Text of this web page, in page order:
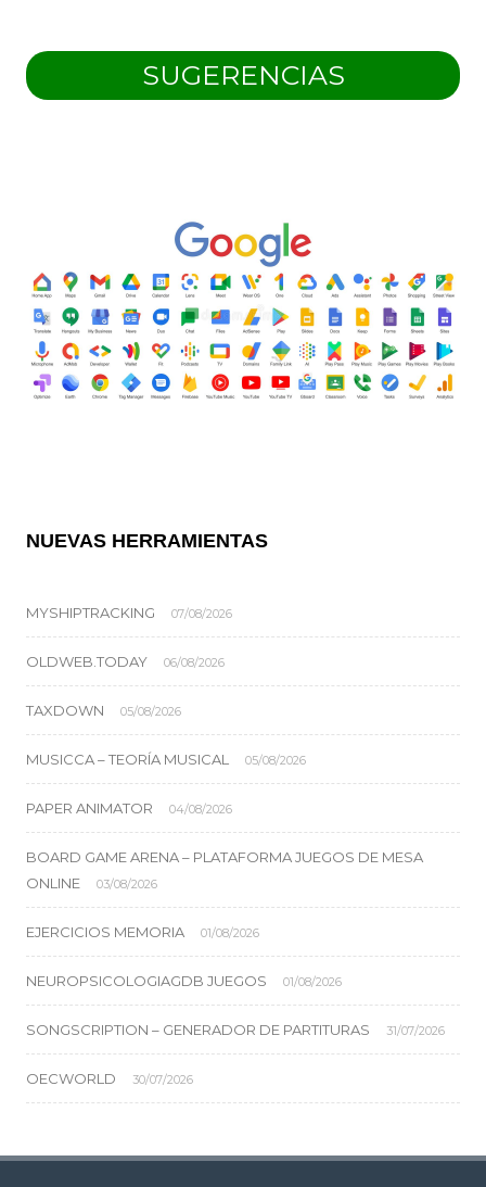
SUGERENCIAS
NUEVAS HERRAMIENTAS
MYSHIPTRACKING 07/08/2026
OLDWEB.TODAY 06/08/2026
TAXDOWN 05/08/2026
MUSICCA – TEORÍA MUSICAL 05/08/2026
PAPER ANIMATOR 04/08/2026
BOARD GAME ARENA – PLATAFORMA JUEGOS DE MESA
ONLINE
03/08/2026
EJERCICIOS MEMORIA 01/08/2026
NEUROPSICOLOGIAGDB JUEGOS 01/08/2026
SONGSCRIPTION – GENERADOR DE PARTITURAS 31/07/2026
OECWORLD 30/07/2026